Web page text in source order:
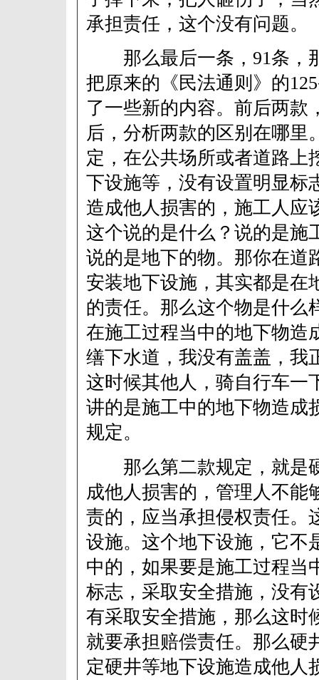
承担责任，这个没有问题。
那么最后一条，91条，
把原来的《民法通则》的
了一些新的内容。前后两款
后，分析两款的区别在哪里
定，在公共场所或者道路上
下设施等，没有设置明显标
造成他人损害的，施工人应
这个说的是什么？说的是施
说的是地下的物。那你在道
安装地下设施，其实都是在
的责任。那么这个物是什么
在施工过程当中的地下物造
缮下水道，我没有盖盖，我
这时候其他人，骑自行车一
讲的是施工中的地下物造成
规定。
那么第二款规定，就是
成他人损害的，管理人不能
责的，应当承担侵权责任。
设施。这个地下设施，它不
中的，如果要是施工过程当
标志，采取安全措施，没有
有采取安全措施，那么这时
就要承担赔偿责任。那么硬
定硬井等地下设施造成他人